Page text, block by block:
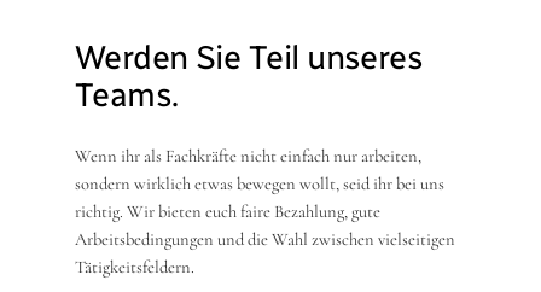
Werden Sie Teil unseres
Teams.
Wenn ihr als Fachkräfte nicht einfach nur arbeiten,
sondern wirklich etwas bewegen wollt, seid ihr bei uns
richtig. Wir bieten euch faire Bezahlung, gute
Arbeitsbedingungen und die Wahl zwischen vielseitigen
Tätigkeitsfeldern.